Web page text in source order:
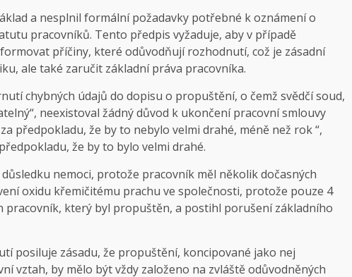
a nesplnil formální požadavky potřebné k oznámení o
pracovníků. Tento předpis vyžaduje, aby v případě
příčiny, které odůvodňují rozhodnutí, což je zásadní
ale také zaručit základní práva pracovníka.
chybných údajů do dopisu o propuštění, o čemž svědčí soud,
neexistoval žádný důvod k ukončení pracovní smlouvy
předpokladu, že by to nebylo velmi drahé, méně než rok “,
že by to bylo velmi drahé.
nemoci, protože pracovník měl několik dočasných
oxidu křemičitému prachu ve společnosti, protože pouze 4
který byl propuštěn, a postihl porušení základního
posiluje zásadu, že propuštění, koncipované jako nej
vztah, by mělo být vždy založeno na zvláště odůvodněných